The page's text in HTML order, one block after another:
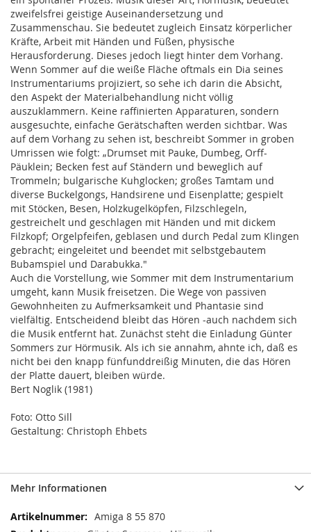
zweifelsfrei geistige Auseinandersetzung und
Zusammenschau. Sie bedeutet zugleich Einsatz körperlicher
Kräfte, Arbeit mit Händen und Füßen, physische
Herausforderung. Dieses jedoch liegt hinter dem Vorhang.
Wenn Sommer auf die weiße Fläche oftmals ein Dia seines
Instrumentariums projiziert, so sehe ich darin die Absicht,
den Aspekt der Materialbehandlung nicht völlig
auszuklammern. Keine raffinierten Apparaturen, sondern
ausgesuchte, einfache Gerätschaften werden sichtbar. Was
auf dem Vorhang zu sehen ist, beschreibt Sommer in groben
Umrissen wie folgt: „Drumset mit Pauke, Dumbeg, Orff-
Päuklein; Becken fest auf Ständern und beweglich auf
Trommeln; bulgarische Kuhglocken; großes Tamtam und
diverse Buckelgongs, Handsirene und Eisenplatte; gespielt
mit Stöcken, Besen, Holzkugelköpfen, Filzschlegeln,
gestreichelt und geschlagen mit Händen und mit dickem
Filzkopf; Orgelpfeifen, geblasen und durch Pedal zum Klingen
gebracht; eingeleitet und beendet mit selbstgebautem
Bubamspiel und Darabukka."
Auch die Vorstellung, wie Sommer mit dem Instrumentarium
umgeht, kann Musik freisetzen. Die Wege von passiven
Gewohnheiten zu Aufmerksamkeit und Phantasie sind
vielfältig. Entscheidend bleibt das Hören -auch nachdem sich
die Musik entfernt hat. Zunächst steht die Einladung Günter
Sommers zur Hörmusik. Als ich sie annahm, ahnte ich, daß es
nicht bei den knapp fünfunddreißig Minuten, die das Hören
der Platte dauert, bleiben würde.
Bert Noglik (1981)
Foto: Otto Sill
Gestaltung: Christoph Ehbets
Mehr Informationen
Mehr
Amiga 8 55 870